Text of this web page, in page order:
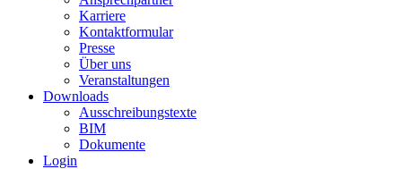
Karriere
Kontaktformular
Presse
Über uns
Veranstaltungen
Downloads
Ausschreibungstexte
BIM
Dokumente
Login